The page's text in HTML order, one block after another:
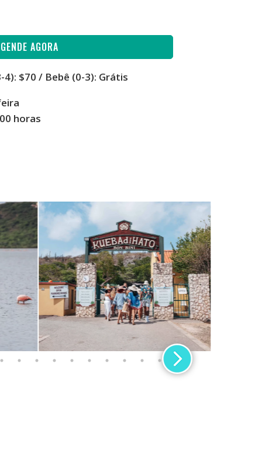
AGORA
$70 / Bebê (0-3): Grátis
horas